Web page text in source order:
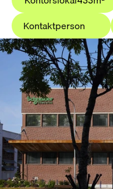
Kontaktperson